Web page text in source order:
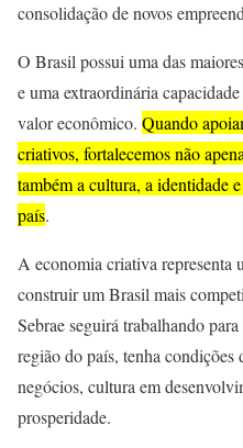
consolidação de novos
O Brasil possui uma das
e uma extraordinária
valor econômico. Quando
criativos, fortalecemos não
também a cultura, a identidade
país.
A economia criativa representa
construir um Brasil mais
Sebrae seguirá trabalhando
região do país, tenha condições
negócios, cultura em
prosperidade.